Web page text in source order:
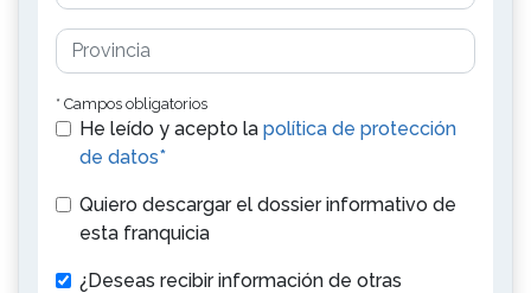
* Campos obligatorios
He leído y acepto la política de protección
de datos*
Quiero descargar el dossier informativo de
esta franquicia
¿Deseas recibir información de otras